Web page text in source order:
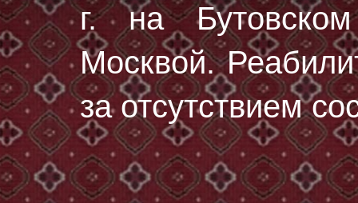
г.на
Москвой.
за отсутствием